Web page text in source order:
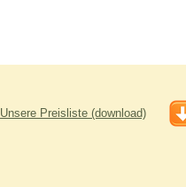
Unsere Preisliste (download)